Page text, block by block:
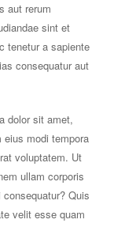
aut rerum
sint et
tenetur a sapiente
consequatur aut
dolor sit amet,
modi tempora
voluptatem. Ut
ullam corporis
Quis
velit esse quam